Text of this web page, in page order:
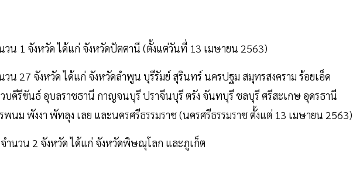
น 1 จังหวัด ได้แก่ จังหวัดปัตตานี (ตั้งแต่วันที่ 13 เมษายน 2563)
น 27 จังหวัด ได้แก่ จังหวัดลำพูน บุรีรัมย์ สุรินทร์ นครปฐม สมุทรสงคราม ร้อยเอ็ด
คีรีขันธ์ อุบลราชธานี กาญจนบุรี ปราจีนบุรี ตรัง จันทบุรี ชลบุรี ศรีสะเกษ อุดรธานี
นม พังงา พัทลุง เลย และนครศรีธรรมราช (นครศรีธรรมราช ตั้งแต่ 13 เมษายน 2563)
ำนวน 2 จังหวัด ได้แก่ จังหวัดพิษณุโลก และภูเก็ต